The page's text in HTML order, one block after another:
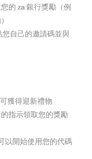
的 za 銀行獎勵（例
自己的邀請碼並與
獲得迎新禮物
指示領取您的獎勵
以開始使用您的代碼